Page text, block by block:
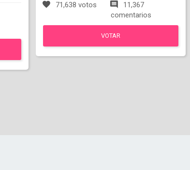
71,638 votos
11,367
comentarios
VOTAR